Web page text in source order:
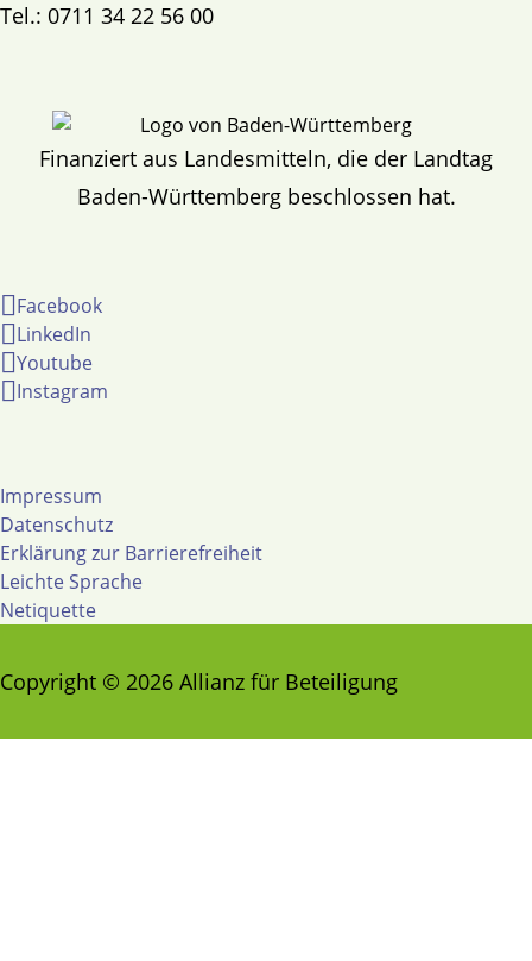
Tel.: 0711 34 22 56 00
Finanziert aus Landesmitteln, die der Landtag
Baden-Württemberg beschlossen hat.
Facebook
LinkedIn
Youtube
Instagram
Impressum
Datenschutz
Erklärung zur Barrierefreiheit
Leichte Sprache
Netiquette
Copyright © 2026 Allianz für Beteiligung